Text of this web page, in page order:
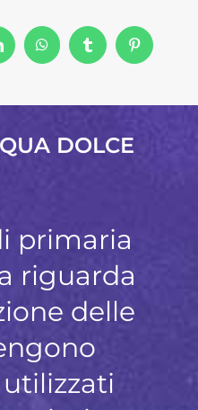
DOLCE
primaria
riguarda
delle